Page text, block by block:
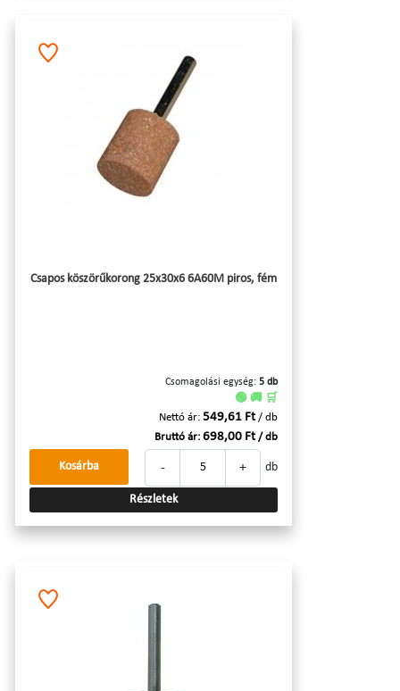
Csapos köszörűkorong 25x30x6 6A60M piros, fém
Csomagolási egység: 5 db
🟢 🚚 🛒
Nettó ár: 549,61 Ft / db
Bruttó ár: 698,00 Ft / db
- + db
Kosárba
Részletek